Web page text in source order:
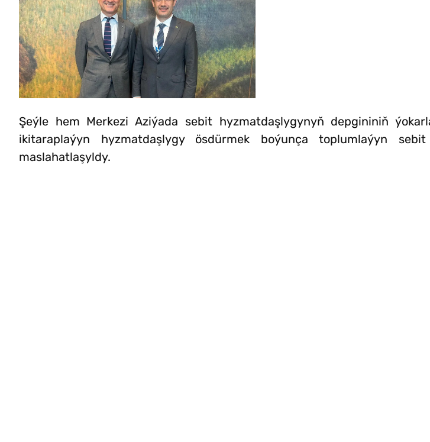
Şeýle hem Merkezi Aziýada sebit hyzmatdaşlygynyň depgininiň
ikitaraplaýyn hyzmatdaşlygy ösdürmek boýunça toplumlaýyn
maslahatlaşyldy.